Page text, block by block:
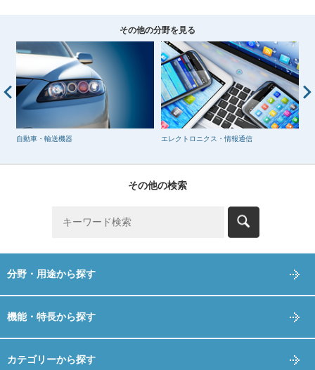
その他の分野を見る
自動車・輸送機器 エレクトロニクス・情報通信
その他の検索
分野・用途から探す
機能・特長から探す
カテゴリーから探す